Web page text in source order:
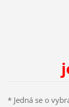
* Jedná se o